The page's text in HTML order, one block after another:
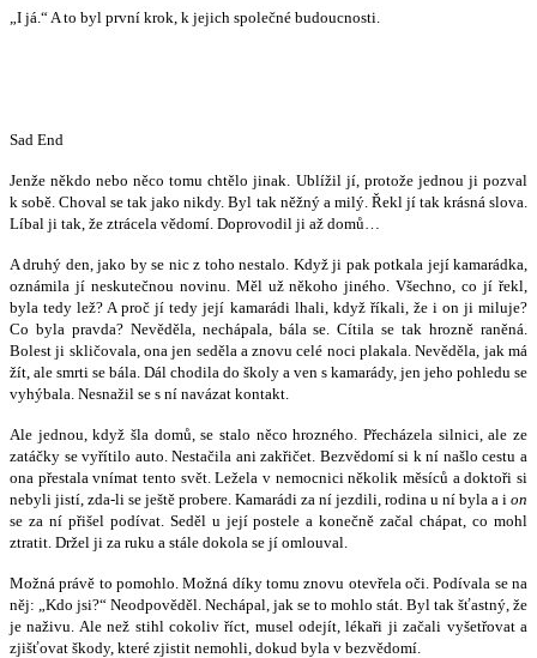
„I já.“ A to byl první krok, k jejich společné budoucnosti.
Sad End
Jenže někdo nebo něco tomu chtělo jinak. Ublížil jí, protože jednou ji pozval
k sobě. Choval se tak jako nikdy. Byl tak něžný a milý. Řekl jí tak krásná slova.
Líbal ji tak, že ztrácela vědomí. Doprovodil ji až domů…
A druhý den, jako by se nic z toho nestalo. Když ji pak potkala její kamarádka,
oznámila jí neskutečnou novinu. Měl už někoho jiného. Všechno, co jí řekl,
byla tedy lež? A proč jí tedy její kamarádi lhali, když říkali, že i on ji miluje?
Co byla pravda? Nevěděla, nechápala, bála se. Cítila se tak hrozně raněná.
Bolest ji skličovala, ona jen seděla a znovu celé noci plakala. Nevěděla, jak má
žít, ale smrti se bála. Dál chodila do školy a ven s kamarády, jen jeho pohledu se
vyhýbala. Nesnažil se s ní navázat kontakt.
Ale jednou, když šla domů, se stalo něco hrozného. Přecházela silnici, ale ze
zatáčky se vyřítilo auto. Nestačila ani zakřičet. Bezvědomí si k ní našlo cestu a
ona přestala vnímat tento svět. Ležela v nemocnici několik měsíců a doktoři si
nebyli jistí, zda-li se ještě probere. Kamarádi za ní jezdili, rodina u ní byla a i on
se za ní přišel podívat. Seděl u její postele a konečně začal chápat, co mohl
ztratit. Držel ji za ruku a stále dokola se jí omlouval.
Možná právě to pomohlo. Možná díky tomu znovu otevřela oči. Podívala se na
něj: „Kdo jsi?“ Neodpověděl. Nechápal, jak se to mohlo stát. Byl tak šťastný, že
je naživu. Ale než stihl cokoliv říct, musel odejít, lékaři ji začali vyšetřovat a
zjišťovat škody, které zjistit nemohli, dokud byla v bezvědomí.